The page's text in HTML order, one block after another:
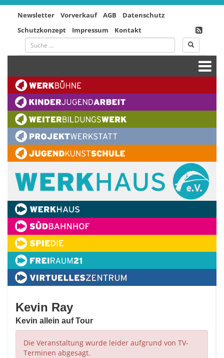
Newsletter Vorverkauf AGB
Datenschutz
Schutzkonzept
Impressum Kontakt
Kevin Ray
Kevin allein auf Tour
Die Veranstaltung wurde leider aufgrund von TV-
Terminen abgesagt.